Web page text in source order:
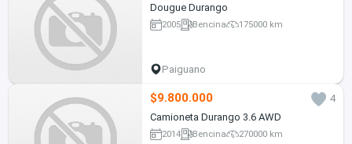
Dougue Durango
2005 Bencina 175000 km
Paiguano
$9.800.000
4
Camioneta Durango 3.6 AWD
2014 Bencina 270000 km